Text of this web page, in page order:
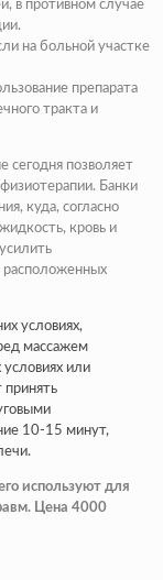
в противном случае
на больной участке
препарата
тракта и
сегодня позволяет
Банки
куда, согласно
кровь и
расположенных
условиях,
массажем
или
принять
10-15 минут,
используют для
Цена 4000